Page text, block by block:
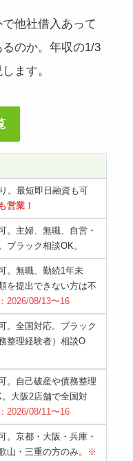
他社借入あって
のか。年収の1/3
ます。
。最短即日融資も可
営業！
。主婦、無職、自営・
ブラック相談OK。
。無職、勤続1年未
を提出できない方は不
2026/08/13〜16
。全国対応。ブラック
整理経験者）相談O
。自己破産や債務整理
大阪2店舗で全国対
2026/08/11〜16
。京都・大阪・兵庫・
山・三重の方のみ。
※